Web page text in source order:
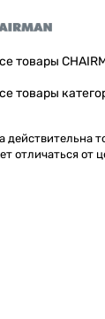
товары
товары
действительна
отличаться от